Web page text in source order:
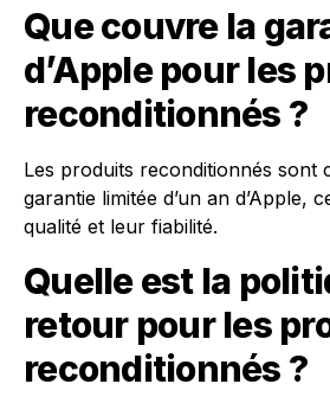
Que couvre la
d’Apple pour les
reconditionnés ?
Les produits reconditionnés sont
garantie limitée d’un an d’Apple,
qualité et leur fiabilité.
Quelle est la
retour pour les
reconditionnés ?